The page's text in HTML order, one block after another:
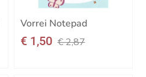
Vorrei Notepad
€ 1,50 € 2,87